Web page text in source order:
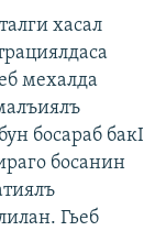
хасал
мехалда
босараб бакI
босанин
Гьеб